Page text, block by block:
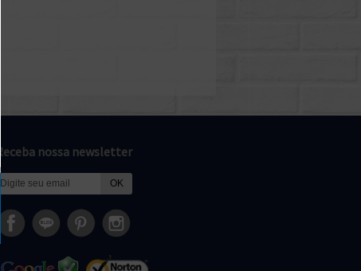
Receba nossa newsletter